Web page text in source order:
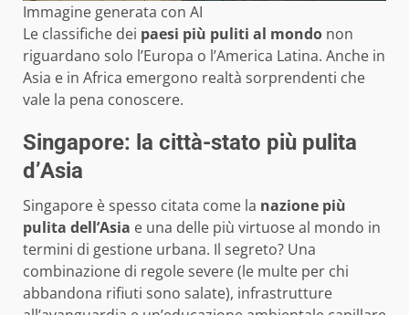
Immagine generata con AI
Le classifiche dei paesi più puliti al mondo non
riguardano solo l’Europa o l’America Latina. Anche in
Asia e in Africa emergono realtà sorprendenti che
vale la pena conoscere.
Singapore: la città-stato più pulita
d’Asia
Singapore è spesso citata come la nazione più
pulita dell’Asia e una delle più virtuose al mondo in
termini di gestione urbana. Il segreto? Una
combinazione di regole severe (le multe per chi
abbandona rifiuti sono salate), infrastrutture